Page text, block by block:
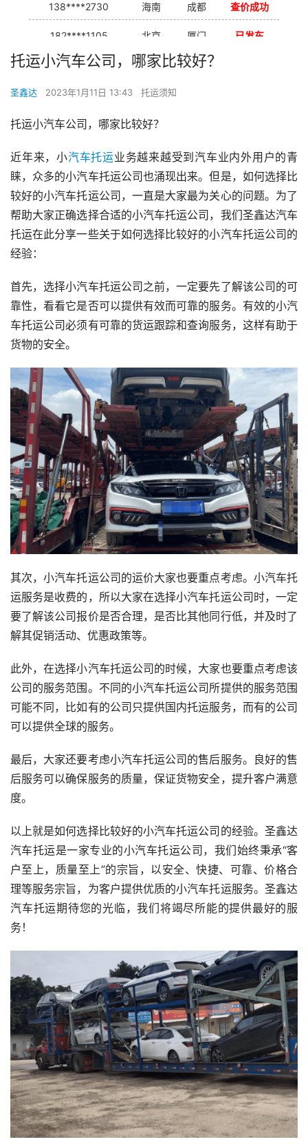
138****2730 海南 成都 查价成功
182****1105 北京 厦门 已发车
138****7926 重庆 合肥
139****9233 海口
托运小汽车公司，哪家比较好？
圣鑫达 2023年1月11日 13:43 托运须知
托运小汽车公司，哪家比较好？
近年来，小汽车托运业务越来越受到汽车业内外用户的青
睐，众多的小汽车托运公司也涌现出来。但是，如何选择比
较好的小汽车托运公司，一直是大家最为关心的问题。为了
帮助大家正确选择合适的小汽车托运公司，我们圣鑫达汽车
托运在此分享一些关于如何选择比较好的小汽车托运公司的
经验：
首先，选择小汽车托运公司之前，一定要先了解该公司的可
靠性，看看它是否可以提供有效而可靠的服务。有效的小汽
车托运公司必须有可靠的货运跟踪和查询服务，这样有助于
货物的安全。
其次，小汽车托运公司的运价大家也要重点考虑。小汽车托
运服务是收费的，所以大家在选择小汽车托运公司时，一定
要了解该公司报价是否合理，是否比其他同行低，并及时了
解其促销活动、优惠政策等。
此外，在选择小汽车托运公司的时候，大家也要重点考虑该
公司的服务范围。不同的小汽车托运公司所提供的服务范围
可能不同，比如有的公司只提供国内托运服务，而有的公司
可以提供全球的服务。
最后，大家还要考虑小汽车托运公司的售后服务。良好的售
后服务可以确保服务的质量，保证货物安全，提升客户满意
度。
以上就是如何选择比较好的小汽车托运公司的经验。圣鑫达
汽车托运是一家专业的小汽车托运公司，我们始终秉承“客
户至上，质量至上”的宗旨，以安全、快捷、可靠、价格合
理等服务宗旨，为客户提供优质的小汽车托运服务。圣鑫达
汽车托运期待您的光临，我们将竭尽所能的提供最好的服
务！